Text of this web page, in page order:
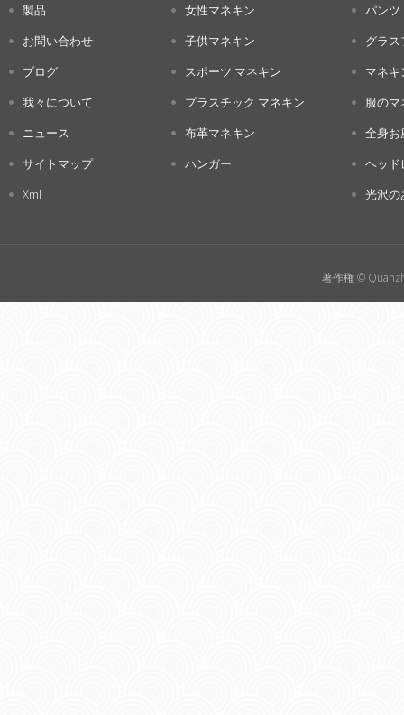
製品
お問い合わせ
ブログ
我々について
ニュース
サイトマップ
Xml
女性マネキン
子供マネキン
スポーツ マネキン
プラスチック マネキン
布革マネキン
ハンガー
パンツ
グラ
マネ
服の
全身お
ヘッド
光沢の
著作権 ©